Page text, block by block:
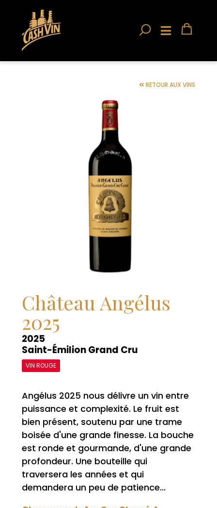
RETOUR AUX VINS
Château Angélus
2025
2025
Saint-Émilion Grand Cru
VIN ROUGE
Angélus 2025 nous délivre un vin entre
puissance et complexité. Le fruit est
bien présent, soutenu par une trame
boisée d'une grande finesse. La bouche
est ronde et gourmande, d'une grande
profondeur. Une bouteille qui
traversera les années et qui
demandera un peu de patience...